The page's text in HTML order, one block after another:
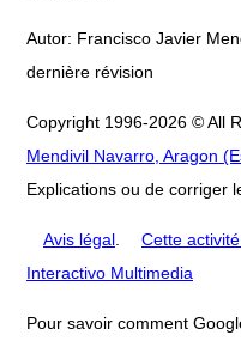
Autor: Francisco Javier
dernière révision
Copyright 1996-2026 © All
Mendivil Navarro, Aragon
Explications ou de corriger
Avis légal
Cette
Interactivo Multimedia
Pour savoir comment